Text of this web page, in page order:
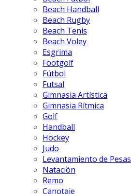
Beach Handball
Beach Rugby
Beach Tenis
Beach Voley
Esgrima
Footgolf
Fútbol
Futsal
Gimnasia Artística
Gimnasia Rítmica
Golf
Handball
Hockey
Judo
Levantamiento de Pesas
Natación
Remo
Canotaje